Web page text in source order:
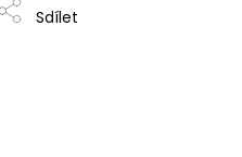
Sdílet